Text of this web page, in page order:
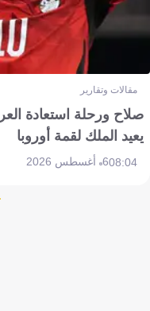
مقالات وتقارير
صلاح ورحلة استعادة
يعيد الملك لقمة أوروبا
08:046 أغسطس 2026